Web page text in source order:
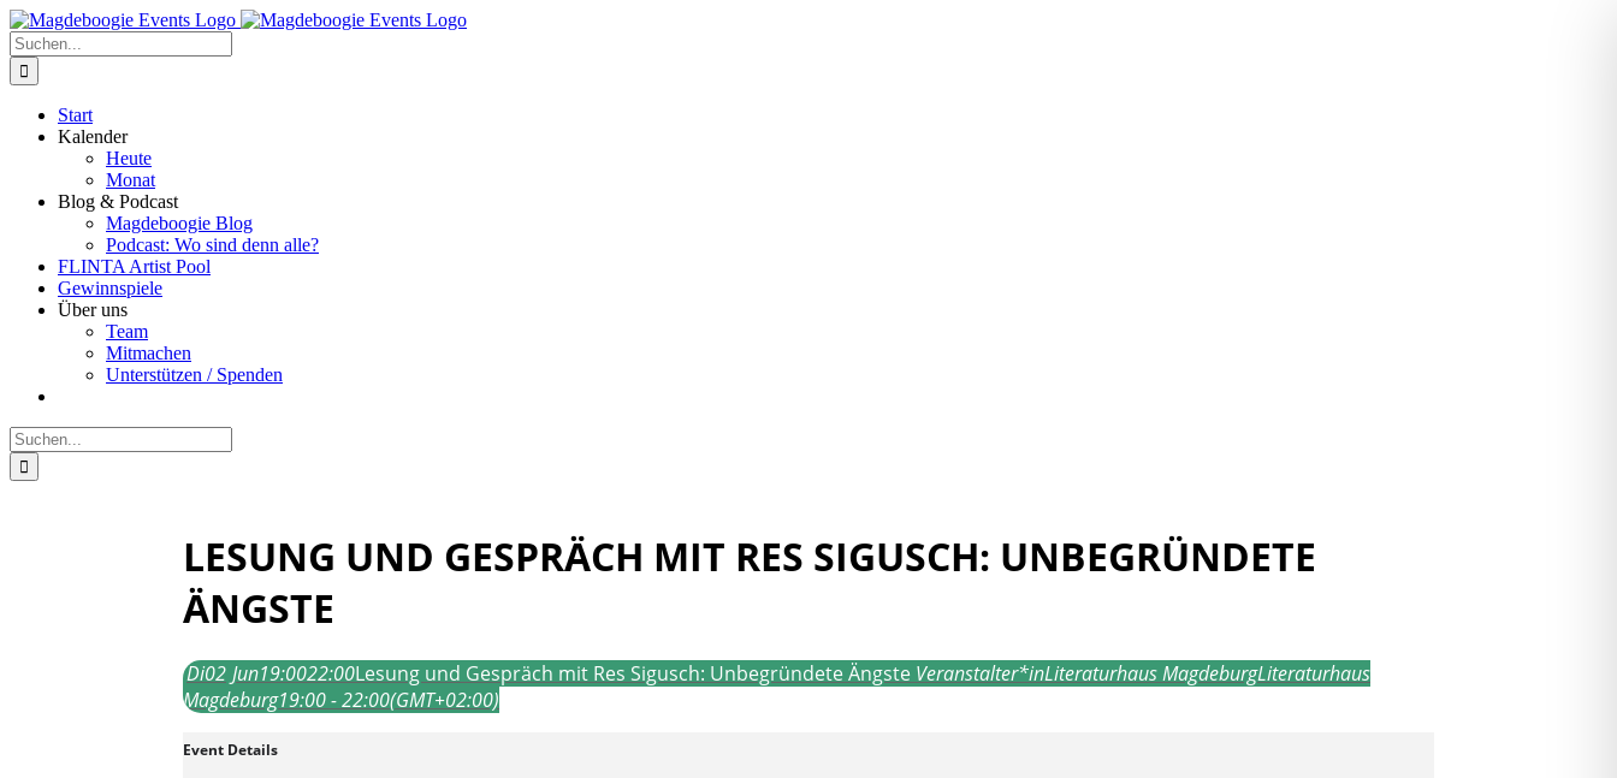
Zum
Inhalt
springen
Facebook
Instagram
E-
Mail
Suche
nach:
Start
Kalender
Heute
Monat
Blog & Podcast
Magdeboogie Blog
Podcast: Wo sind denn alle?
FLINTA Artist Pool
Gewinnspiele
Über uns
Team
Mitmachen
Unterstützen / Spenden
Suche
nach:
LESUNG UND GESPRÄCH MIT RES SIGUSCH: UNBEGRÜNDETE
ÄNGSTE
Di02 Jun19:0022:00Lesung und Gespräch mit Res Sigusch: Unbegründete Ängste Veranstalter*inLiteraturhaus MagdeburgLiteraturhaus
Magdeburg19:00 - 22:00(GMT+02:00)
Event Details